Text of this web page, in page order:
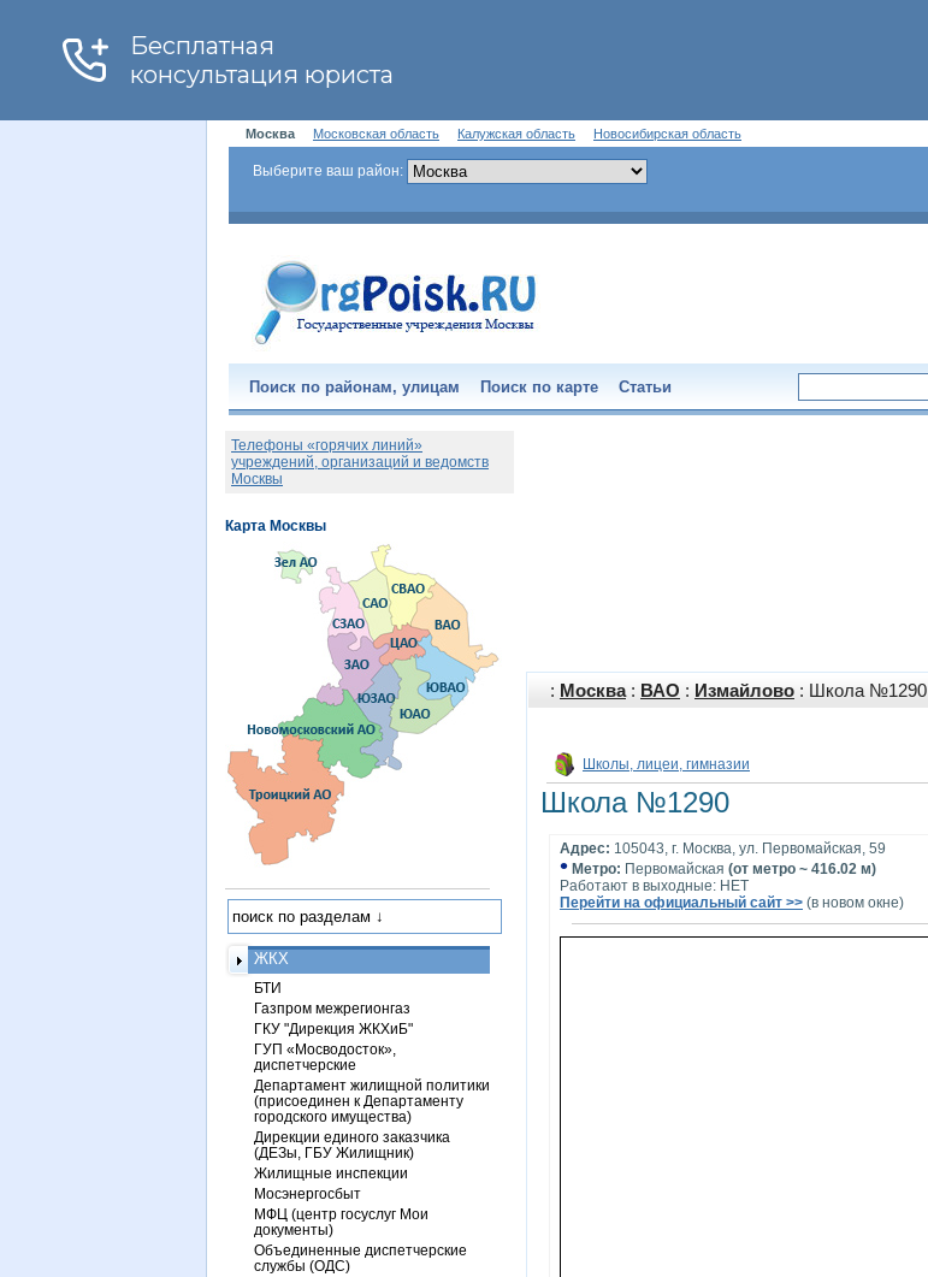
Москва Московская область Калужская область Новосибирская область
Выберите ваш район:
Поиск по районам, улицам Поиск по карте Статьи
: Москва: ВАО : Измайлово : Школа №1290
Школы, лицеи, гимназии
Школа №1290
Адрес: 105043, г. Москва, ул. Первомайская, 59
• Метро: Первомайская (от метро ~ 416.02 м)
Работают в выходные: НЕТ
Перейти на официальный сайт >> (в новом окне)
Телефоны «горячих линий»
учреждений, организаций и ведомств
Москвы
ЖКХ
БТИ
Газпром межрегионгаз
ГКУ "Дирекция ЖКХиБ"
ГУП «Мосводосток»,
диспетчерские
Департамент жилищной политики
(присоединен к Департаменту
городского имущества)
Дирекции единого заказчика
(ДЕЗы, ГБУ Жилищник)
Жилищные инспекции
Мосэнергосбыт
МФЦ (центр госуслуг Мои
документы)
Объединенные диспетчерские
службы (ОДС)